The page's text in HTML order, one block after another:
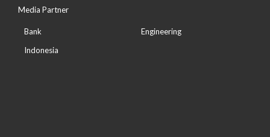
Media Partner
Bank
Indonesia
Engineering